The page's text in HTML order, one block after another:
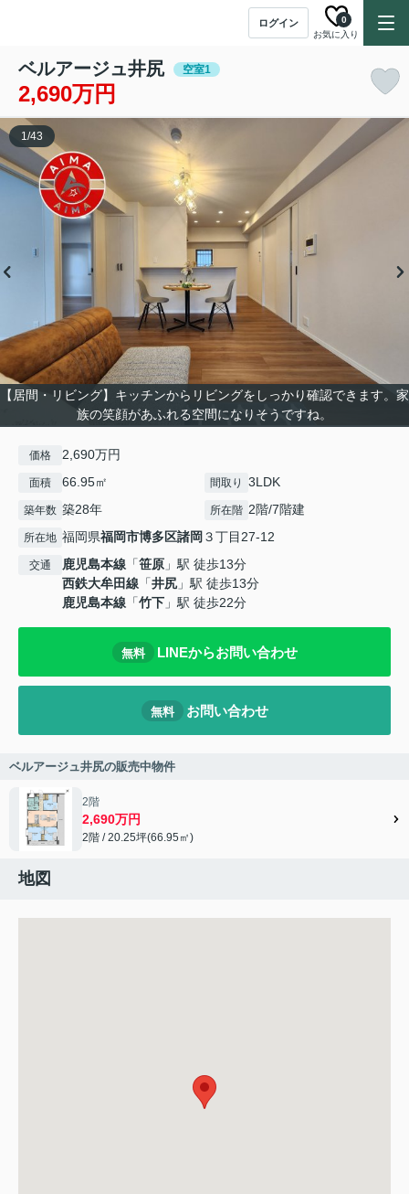
ログイン
お気に入り
0
ベルアージュ井尻 空室1
2,690万円
【居間・リビング】キッチンからリビングをしっかり確認できます。家
族の笑顔があふれる空間になりそうですね。
1/43
価格 2,690万円
面積 66.95㎡ 間取り 3LDK
築年数 築28年 所在階 2階/7階建
所在地 福岡県福岡市博多区諸岡 ３丁目27-12
交通 鹿児島本線 「笹原 」駅 徒歩13分
西鉄大牟田線 「井尻 」駅 徒歩13分
鹿児島本線 「竹下 」駅 徒歩22分
無料 LINEからお問い合わせ
無料 お問い合わせ
ベルアージュ井尻の販売中物件
2階
2,690万円
2階 / 20.25坪(66.95㎡)
地図